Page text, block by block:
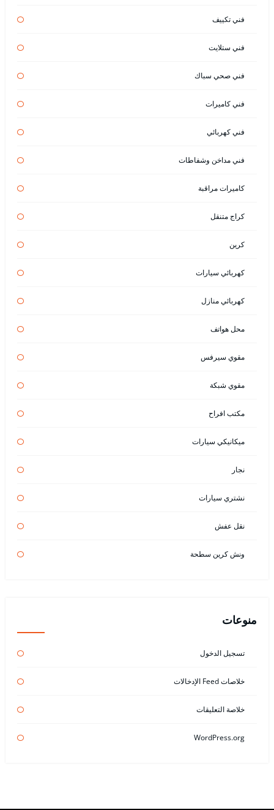
فني تكييف
فني ستلايت
فني صحي سباك
فني كاميرات
فني كهربائي
فني مداخن وشفاطات
كاميرات مراقبة
كراج متنقل
كرين
كهربائي سيارات
كهربائي منازل
محل هواتف
مقوي سيرفس
مقوي شبكة
مكتب افراح
ميكانيكي سيارات
نجار
نشتري سيارات
نقل عفش
ونش كرين سطحة
منوعات
تسجيل الدخول
خلاصات Feed الإدخالات
خلاصة التعليقات
WordPress.org